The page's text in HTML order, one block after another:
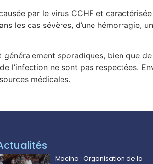
par le virus CCHF et caractérisée
les cas sévères, d’une hémorragie, un
généralement sporadiques, bien que de
l’infection ne sont pas respectées.
médicales.
Macina : Organisation de la